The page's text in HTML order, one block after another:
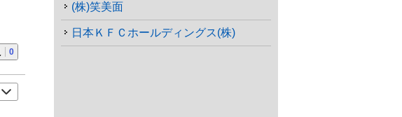
0
(株)笑美面
日本ＫＦＣホールディングス(株)